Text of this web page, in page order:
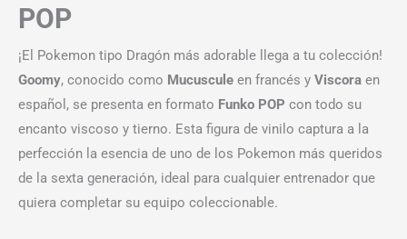
POP
¡El Pokemon tipo Dragón más adorable llega a tu colección!
Goomy, conocido como Mucuscule en francés y Viscora en
español, se presenta en formato Funko POP con todo su
encanto viscoso y tierno. Esta figura de vinilo captura a la
perfección la esencia de uno de los Pokemon más queridos
de la sexta generación, ideal para cualquier entrenador que
quiera completar su equipo coleccionable.